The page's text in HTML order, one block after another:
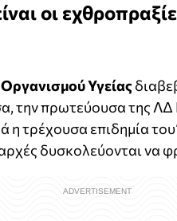
οι
Υγείας
την πρωτεύουσα της ΛΔ
η τρέχουσα επιδημία
δυσκολεύονται να